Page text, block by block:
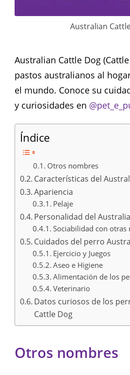
Australian
Australian Cattle Dog
pastos australianos al
el mundo. Conoce su
y curiosidades en
Índice
Otros nombres
Características del
Apariencia
Pelaje
Personalidad del
Sociabilidad con otras
Cuidados del perro
Ejercicio y Juegos
Aseo e Higiene
Alimentación de los
Veterinario
Datos curiosos de los
Cattle Dog
Otros nombres